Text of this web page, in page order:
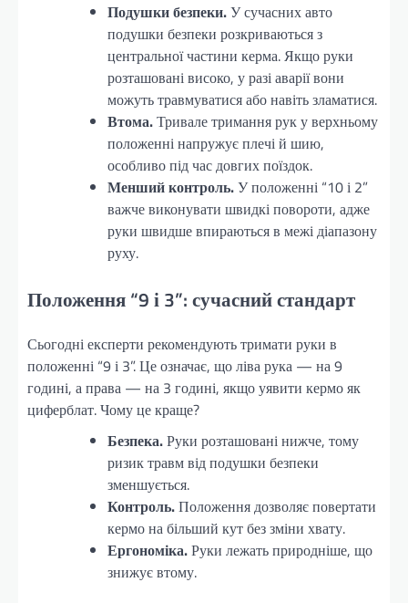
Подушки безпеки.У сучасних авто
подушки безпеки розкриваються з
центральної частини керма. Якщо руки
розташовані високо, у разі аварії вони
можуть травмуватися або навіть зламатися.
Втома.Тривале тримання рук у верхньому
положенні напружує плечі й шию,
особливо під час довгих поїздок.
Менший контроль.У положенні “10 і 2”
важче виконувати швидкі повороти, адже
руки швидше впираються в межі діапазону
руху.
Положення “9 і 3”: сучасний стандарт
Сьогодні експерти рекомендують тримати руки в
положенні “9 і 3”. Це означає, що ліва рука — на 9
годині, а права — на 3 годині, якщо уявити кермо як
циферблат. Чому це краще?
Безпека.Руки розташовані нижче, тому
ризик травм від подушки безпеки
зменшується.
Контроль.Положення дозволяє повертати
кермо на більший кут без зміни хвату.
Ергономіка.Руки лежать природніше, що
знижує втому.